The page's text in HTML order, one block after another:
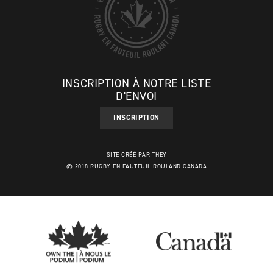
INSCRIPTION À NOTRE LISTE
D'ENVOI
INSCRIPTION
SITE CRÉÉ PAR THEY
© 2018 RUGBY EN FAUTEUIL ROULAND CANADA